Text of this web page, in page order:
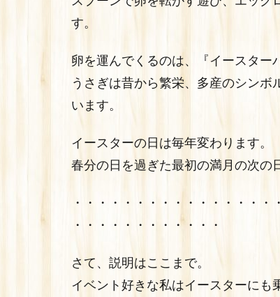
す。
卵を運んでくるのは、『イースター
うさぎは昔から繁栄、多産のシン
います。
イースターの日は毎年変わります。
春分の日を過ぎた最初の満月の次の
・・・・・・・・・・・・・・・
・・・・・・・・・・・・
さて、説明はここまで。
イベント好きな私はイースターにも